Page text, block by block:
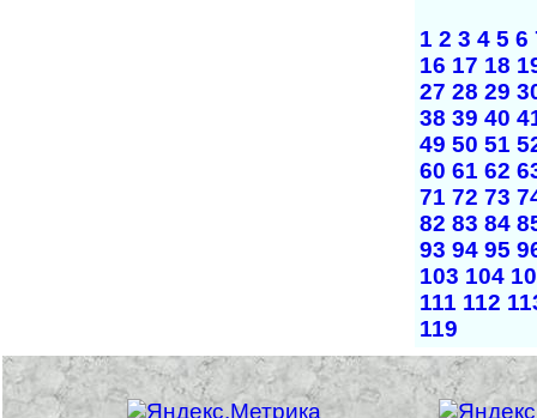
1 2 3 4 5 6
16 17 18
27 28 29
38 39 40
49 50 51
60 61 62
71 72 73
82 83 84
93 94 95
103 104
111 112
119